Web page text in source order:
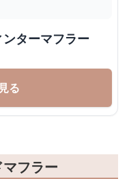
ターマフラー
る
フラー